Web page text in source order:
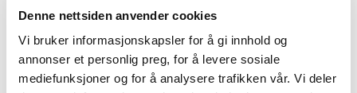
Denne nettsiden anvender cookies
Vi bruker informasjonskapsler for å gi innhold og
annonser et personlig preg, for å levere sosiale
mediefunksjoner og for å analysere trafikken vår. Vi deler
byggesaksbehandling i kommunene.
Er en synlig lokal aktør og markedsfører
medlemsbedriftene.